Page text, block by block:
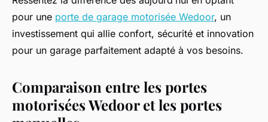
pour une porte de garage motorisée Wedoor, un
investissement qui allie confort, sécurité et innovation
pour un garage parfaitement adapté à vos besoins.
Comparaison entre les portes
motorisées Wedoor et les portes